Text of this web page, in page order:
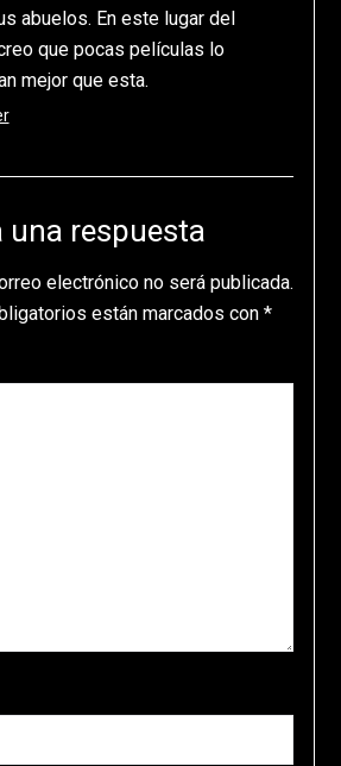
abuelos. En este lugar del
que pocas películas lo
mejor que esta.
una respuesta
electrónico no será publicada.
están marcados con *